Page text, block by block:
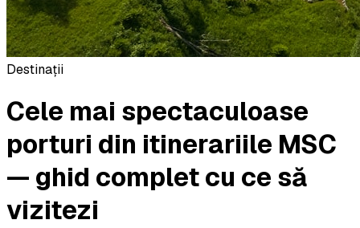
Destinații
Cele mai spectaculoase
porturi din itinerariile MSC
— ghid complet cu ce să
vizitezi